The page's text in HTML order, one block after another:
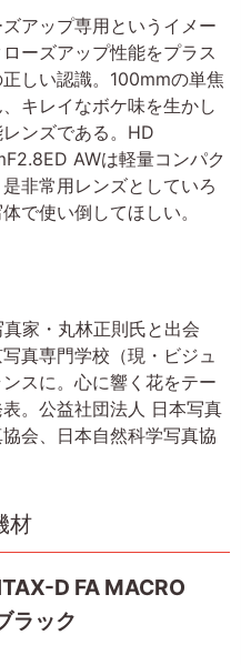
アップ専用というイメー
ーズアップ性能をプラス
しい認識。100mmの単焦
キレイなボケ味を生かし
ンズである。HD
AWは軽量コンパク
非常用レンズとしていろ
で使い倒してほしい。
家・丸林正則氏と出会
真専門学校（現・ビジュ
スに。心に響く花をテー
。公益社団法人 日本写真
会、日本自然科学写真協
材
D FA MACRO
ラック